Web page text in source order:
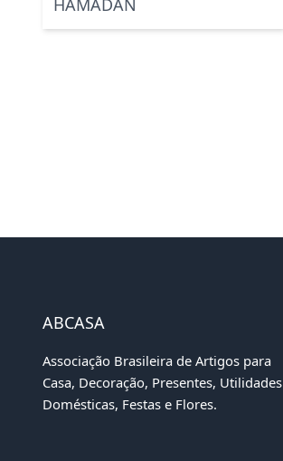
ABCASA
Associação Brasileira de Artigos para
Casa, Decoração, Presentes, Utilidades
Domésticas, Festas e Flores.